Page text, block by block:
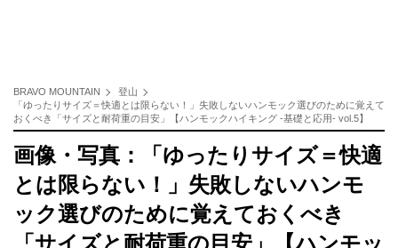
BRAVO MOUNTAIN
登山
「ゆったりサイズ＝快適とは限らない！」失敗しないハンモック選びのために覚えて
おくべき「サイズと耐荷重の目安」【ハンモックハイキング -基礎と応用- vol.5】
画像・写真：「ゆったりサイズ＝快適
とは限らない！」失敗しないハンモ
ック選びのために覚えておくべき
「サイズと耐荷重の目安」【ハンモッ